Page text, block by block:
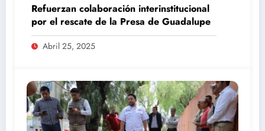
Refuerzan colaboración interinstitucional
por el rescate de la Presa de Guadalupe
Abril 25, 2025